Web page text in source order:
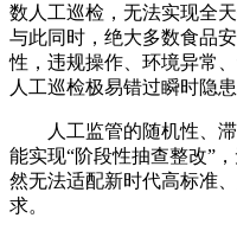
数人工巡检，无法实现全
与此同时，绝大多数食品
性，违规操作、环境异常
人工巡检极易错过瞬时隐
人工监管的随机性、
能实现“阶段性抽查整改”
然无法适配新时代高标准
求。